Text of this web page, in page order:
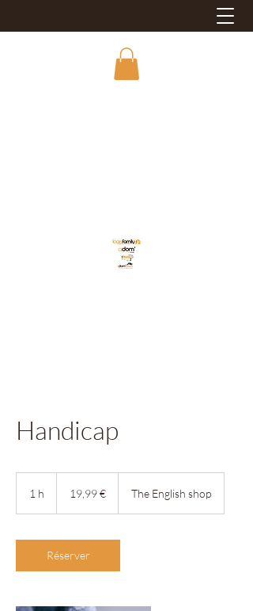
Handicap
1 h 19,99 € The English shop
Réserver